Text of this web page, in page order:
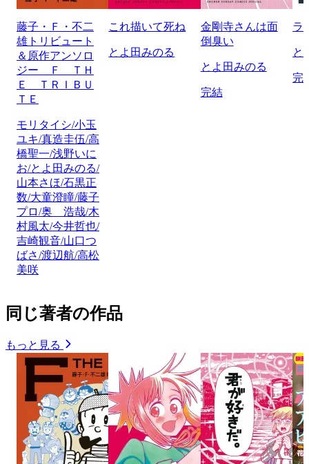
藤子・Ｆ・不二
雄トリビュート
＆原作アンソロ
ジー Ｆ ＴＨ
Ｅ ＴＲＩＢＵ
ＴＥ
モリタイシ/小玉
ユキ/真造圭伍/高
橋聖一/浅野いに
お/とよ田みのる/
山本さほ/石黒正
数/大童澄瞳/藤子
プロ/奥 浩哉/木
村風太/今井哲也/
吉崎観音/山口つ
ばさ/渡辺航/高松
美咲
これ描いて死ね
とよ田みのる
金剛寺さんは面
倒臭い
とよ田みのる
完結
ラ
と
完
同じ著者の作品
もっと見る